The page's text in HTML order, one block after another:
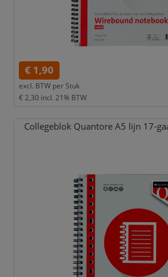
€ 1,90
excl. BTW per Stuk
€ 2,30 incl. 21% BTW
Collegeblok Quantore A5 lijn 17-